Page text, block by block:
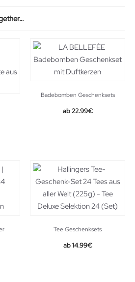
Badebomben Geschenksets
Original
22.99€Current
Tee Geschenksets
14.99€